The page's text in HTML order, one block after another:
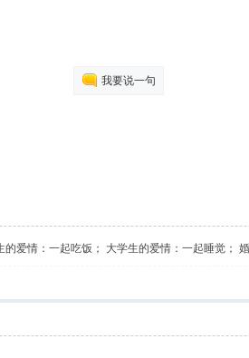
我要说一句
的爱情：一起吃饭； 大学生的爱情：一起睡觉；